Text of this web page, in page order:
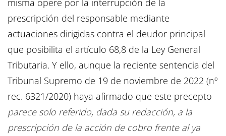
misma opere por la interrupción de la
prescripción del responsable mediante
actuaciones dirigidas contra el deudor principal
que posibilita el artículo 68,8 de la Ley General
Tributaria. Y ello, aunque la reciente sentencia del
Tribunal Supremo de 19 de noviembre de 2022 (nº
rec. 6321/2020) haya afirmado que este precepto
parece solo referido, dada su redacción, a la
prescripción de la acción de cobro frente al ya